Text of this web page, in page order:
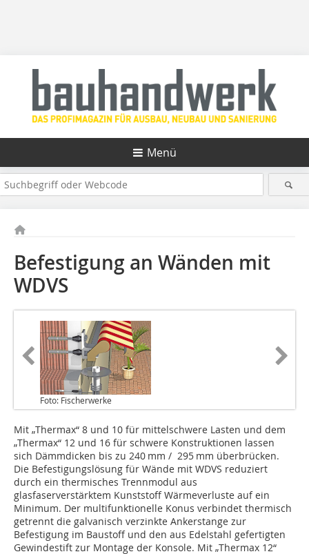
Menü
Befestigung an Wänden mit
WDVS
Foto: Fischerwerke
Mit „Thermax“ 8 und 10 für mittelschwere Lasten und dem
„Thermax“ 12 und 16 für schwere Konstruktionen lassen
sich Dämmdicken bis zu 240 mm / 295 mm überbrücken.
Die Be­fes­tigungslösung für Wände mit WDVS reduziert
durch ein ther­misches Trennmodul aus
glasfaserverstärktem Kunststoff Wärmeverluste auf ein
Mini­mum. Der multifunktionelle Konus verbindet thermisch
getrennt die galvanisch ver­zinkte Ankerstange zur
Befestigung im Baustoff und den aus Edelstahl gefertigten
Gewindestift zur Montage der Konsole. Mit „Thermax 12“